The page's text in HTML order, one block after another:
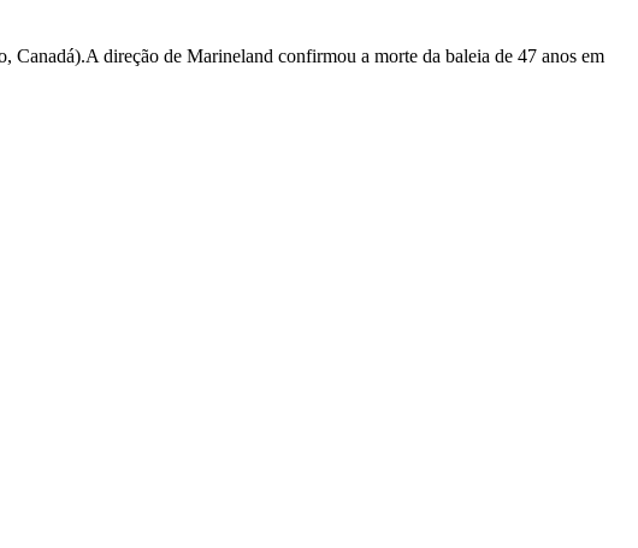
direção de Marineland confirmou a morte da baleia de 47 anos em